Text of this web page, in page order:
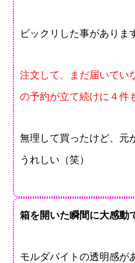
ビックリした事がありま
注文して、まだ届いてい
の予約が立て続けに４件
無理して買ったけど、元
うれしい（笑）
箱を開いた瞬間に大感動
モルダバイトの透明感が